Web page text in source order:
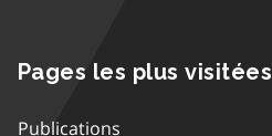
Pages les plus visitées
Publications